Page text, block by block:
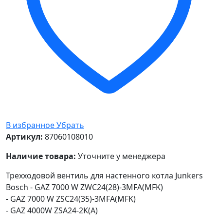
В избранноеУбрать
Артикул: 87060108010
Наличие товара: Уточните у менеджера
Трехходовой вентиль для настенного котла Junkers
Bosch - GAZ 7000 W ZWC24(28)-3MFA(MFK)
- GAZ 7000 W ZSC24(35)-3MFA(MFK)
- GAZ 4000W ZSA24-2K(A)